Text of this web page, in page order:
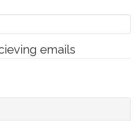
emails